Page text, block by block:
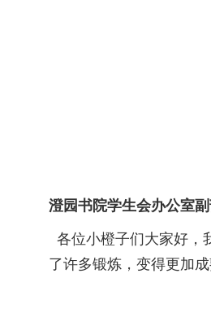
澄园书院学生会办公室
各位小橙子们大家好，
了许多锻炼，变得更加